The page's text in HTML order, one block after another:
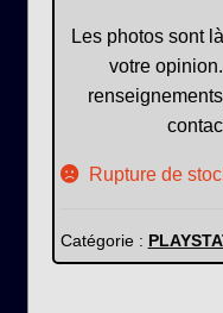
Les photos sont
votre
Rupture de
Catégorie :